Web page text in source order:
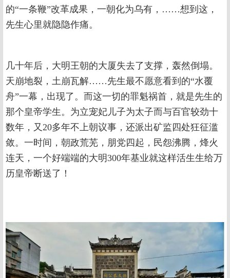
的“一条鞭”改革成果，一朝化为乌有，……想到这，
先生心里就隐隐作痛。
几十年后，大明王朝的大厦失去了支撑，轰然倒塌。
天崩地裂，土崩瓦解……先生最不愿意看到的“水覆
舟”一幕，出现了。而这一切的罪魁祸首，就是先生的
那个皇帝学生。为立宠妃儿子为太子而与百官较劲十
数年，又20多年不上朝议事，还派出矿监四处狂征滥
敛。一时间，朝政荒芜，朋党四起，民怨沸腾，烽火
连天，一个好端端的大明300年基业就这样活生生给万
历皇帝断送了！